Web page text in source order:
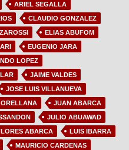
ARIEL SEGALLA
CLAUDIO GONZALEZ
ELIAS ABUFOM
EUGENIO JARA
LOPEZ
JAIME VALDES
JOSE LUIS VILLANUEVA
JUAN ABARCA
JULIO ABUAWAD
ABARCA
LUIS IBARRA
MAURICIO CARDENAS